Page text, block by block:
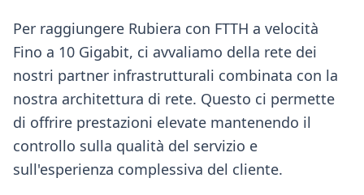
Per raggiungere Rubiera con FTTH a velocità
Fino a 10 Gigabit, ci avvaliamo della rete dei
nostri partner infrastrutturali combinata con la
nostra architettura di rete. Questo ci permette
di offrire prestazioni elevate mantenendo il
controllo sulla qualità del servizio e
sull'esperienza complessiva del cliente.